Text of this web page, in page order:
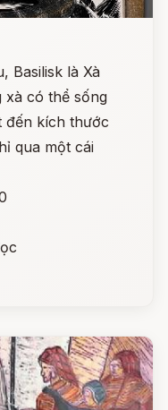
Basilisk là Xà
xà có thể sống
đến kích thước
qua một cái